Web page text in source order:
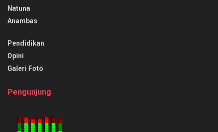
Natuna
Anambas
Pendidikan
Opini
Galeri Foto
Pengunjung